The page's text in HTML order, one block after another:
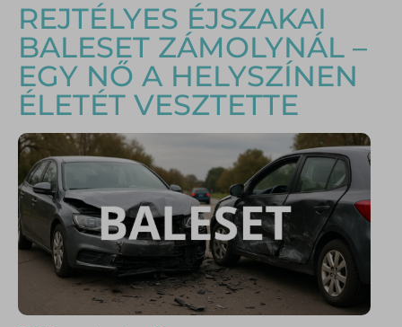
REJTÉLYES ÉJSZAKAI
BALESET ZÁMOLYNÁL –
EGY NŐ A HELYSZÍNEN
ÉLETÉT VESZTETTE